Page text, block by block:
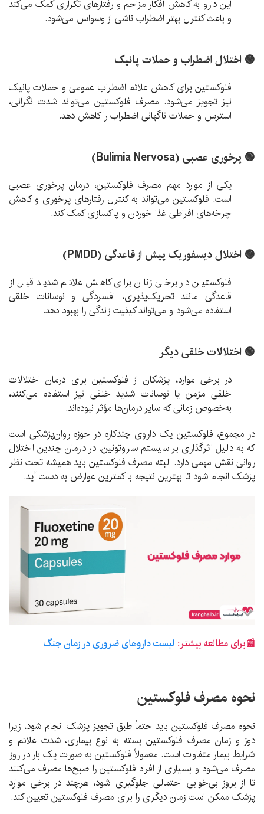
این دارو به کاهش افکار مزاحم و رفتارهای تکراری کمک می‌کند
و باعث کنترل بهتر اضطراب ناشی از وسواس می‌شود.
🟢 اختلال اضطراب و حملات پانیک
فلوکستین برای کاهش علائم اضطراب عمومی و حملات پانیک
نیز تجویز می‌شود. مصرف فلوکستین می‌تواند شدت نگرانی،
استرس و حملات ناگهانی اضطراب را کاهش دهد.
🟢 پرخوری عصبی (Bulimia Nervosa)
یکی از موارد مهم مصرف فلوکستین، درمان پرخوری عصبی
است. فلوکستین می‌تواند به کنترل رفتارهای پرخوری و کاهش
چرخه‌های افراطی غذا خوردن و پاکسازی کمک کند.
🟢 اختلال دیسفوریک پیش از قاعدگی (PMDD)
فلوکستین در برخی زنان برای کاهش علائم شدید قبل از
قاعدگی مانند تحریک‌پذیری، افسردگی و نوسانات خلقی
استفاده می‌شود و می‌تواند کیفیت زندگی را بهبود دهد.
🟢 اختلالات خلقی دیگر
در برخی موارد، پزشکان از فلوکستین برای درمان اختلالات
خلقی مزمن یا نوسانات شدید خلقی نیز استفاده می‌کنند،
به‌خصوص زمانی که سایر درمان‌ها مؤثر نبوده‌اند.
در مجموع، فلوکستین یک داروی چندکاره در حوزه روان‌پزشکی است
که به دلیل اثرگذاری بر سیستم سروتونین، در درمان چندین اختلال
روانی نقش مهمی دارد. البته مصرف فلوکستین باید همیشه تحت نظر
پزشک انجام شود تا بهترین نتیجه با کمترین عوارض به دست آید.
📰برای مطالعه بیشتر: لیست داروهای ضروری در زمان جنگ
نحوه مصرف فلوکستین
نحوه مصرف فلوکستین باید حتماً طبق تجویز پزشک انجام شود، زیرا
دوز و زمان مصرف فلوکستین بسته به نوع بیماری، شدت علائم و
شرایط بیمار متفاوت است. معمولاً فلوکستین به صورت یک بار در روز
مصرف می‌شود و بسیاری از افراد فلوکستین را صبح‌ها مصرف می‌کنند
تا از بروز بی‌خوابی احتمالی جلوگیری شود، هرچند در برخی موارد
پزشک ممکن است زمان دیگری را برای مصرف فلوکستین تعیین کند.